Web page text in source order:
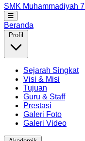
SMK Muhammadiyah 7
Beranda
Sejarah Singkat
Visi & Misi
Tujuan
Guru & Staff
Prestasi
Galeri Foto
Galeri Video